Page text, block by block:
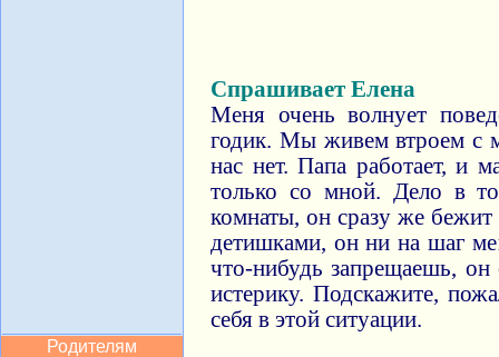
Родителям
Спрашивает Елена
Меня очень волнует
годик. Мы живем втроем с
нас нет. Папа работает, и
только со мной. Дело в
комнаты, он сразу же бежит
детишками, он ни на шаг
что-нибудь запрещаешь, он
истерику. Подскажите,
себя в этой ситуации.